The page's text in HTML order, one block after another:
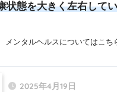
状態を大きく左右して
メンタルヘルスについてはこち
2025年4月19日